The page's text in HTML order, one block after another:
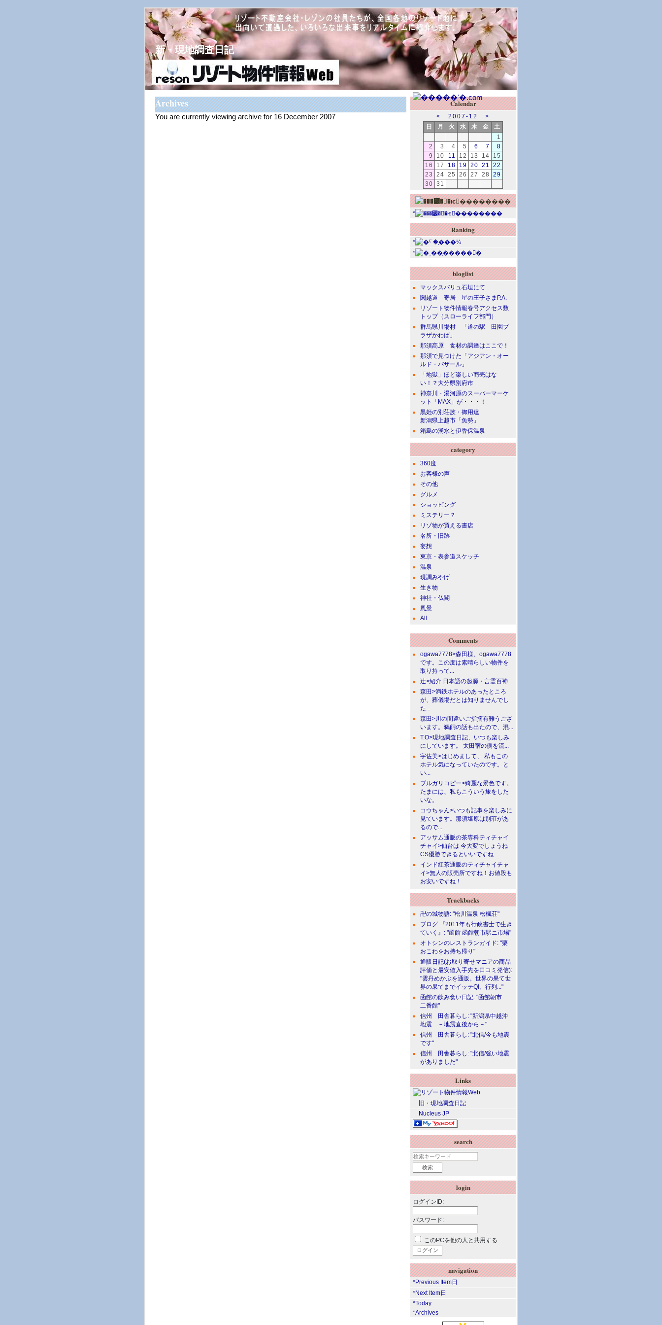
新・現地調査日記
Archives
You are currently viewing archive for 16 December 2007
Calendar
< 2007-12
>
日
月 火 水 木 金
土
1
2
3 4 5 6 7
8
9
10 11 12 13 14
15
16
17 18 19 20 21
22
23
24 25 26 27 28
29
30 31
*
Ranking
*
*
bloglist
マックスバリュ石垣にて
関越道 寄居 星の王子さまP.A.
リゾート物件情報春号アクセス数
トップ（スローライフ部門）
群馬県川場村 「道の駅 田園プ
ラザかわば」
那須高原 食材の調達はここで！
那須で見つけた「アジアン・オー
ルド・バザール」
「地獄」ほど楽しい商売はな
い！？大分県別府市
神奈川・湯河原のスーパーマーケ
ット「MAX」が・・・！
黒姫の別荘族・御用達
新潟県上越市「魚勢」
箱島の湧水と伊香保温泉
category
360度
お客様の声
その他
グルメ
ショッピング
ミステリー？
リゾ物が買える書店
名所・旧跡
妄想
東京・表参道スケッチ
温泉
現調みやげ
生き物
神社・仏閣
風景
All
Comments
ogawa7778>森田様、ogawa7778
です。この度は素晴らしい物件を
取り持って...
辻>紹介 日本語の起源・言霊百神
森田>満鉄ホテルのあったところ
が、葬儀場だとは知りませんでし
た...
森田>川の間違いご指摘有難うござ
います。鵜飼の話も出たので、混...
T.O>現地調査日記、いつも楽しみ
にしています。 太田宿の側を流...
宇佐美>はじめまして、 私もこの
ホテル気になっていたのです。と
い...
ブルガリコピー>綺麗な景色です。
たまには、私もこういう旅をした
いな。
コウちゃん>いつも記事を楽しみに
見ています。那須塩原は別荘があ
るので...
アッサム通販の茶専科ティチャイ
チャイ>仙台は 今大変でしょうね
CS優勝できるといいですね
インド紅茶通販のティチャイチャ
イ>無人の販売所ですね！お値段も
お安いですね！
Trackbacks
卍の城物語: "松川温泉 松楓荘"
ブログ 『2011年も行政書士で生き
ていく』: "函館 函館朝市駅ニ市場"
オトシンのレストランガイド: "栗
おこわをお持ち帰り"
通販日記(お取り寄せマニアの商品
評価と最安値入手先を口コミ発信):
"雲丹めかぶを通販。世界の果て世
界の果てまでイッテQ!、行列..."
函館の飲み食い日記: "函館朝市
二番館"
信州 田舎暮らし: "新潟県中越沖
地震 －地震直後から－"
信州 田舎暮らし: "北信/今も地震
です"
信州 田舎暮らし: "北信/強い地震
がありました"
Links
旧・現地調査日記
Nucleus JP
search
login
ログインID:
パスワード:
このPCを他の人と共用する
navigation
*Previous Item日
*Next Item日
*Today
*Archives